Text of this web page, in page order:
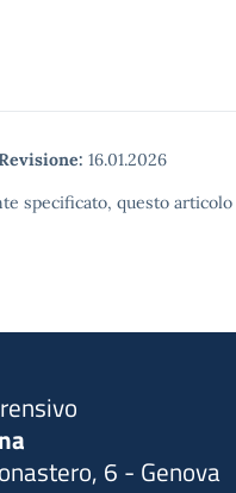
16.01.2026
specificato, questo
6 - Genova